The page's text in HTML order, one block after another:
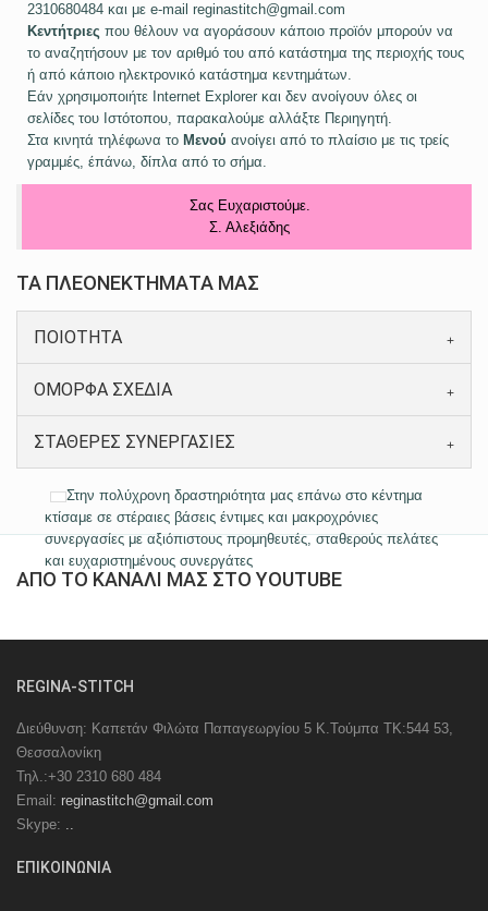
2310680484 και με e-mail reginastitch@gmail.com
Κεντήτριες που θέλουν να αγοράσουν κάποιο προϊόν μπορούν να
το αναζητήσουν με τον αριθμό του από κατάστημα της περιοχής τους
ή από κάποιο ηλεκτρονικό κατάστημα κεντημάτων.
Εάν χρησιμοποιήτε Internet Explorer και δεν ανοίγουν όλες οι
σελίδες του Ιστότοπου, παρακαλούμε αλλάξτε Περιηγητή.
Στα κινητά τηλέφωνα το Μενού ανοίγει από το πλαίσιο με τις τρείς
γραμμές, έπάνω, δίπλα από το σήμα.
Σας Ευχαριστούμε.
Σ. Αλεξιάδης
ΤΑ ΠΛΕΟΝΕΚΤΗΜΑΤΑ ΜΑΣ
ΠΟΙΟΤΗΤΑ
ΟΜΟΡΦΑ ΣΧΕΔΙΑ
ΣΤΑΘΕΡΕΣ ΣΥΝΕΡΓΑΣΙΕΣ
Στην πολύχρονη δραστηριότητα μας επάνω στο κέντημα
κτίσαμε σε στέραιες βάσεις έντιμες και μακροχρόνιες
συνεργασίες με αξιόπιστους προμηθευτές, σταθερούς πελάτες
και ευχαριστημένους συνεργάτες
ΑΠΟ ΤΟ ΚΑΝΑΛΙ ΜΑΣ ΣΤΟ YOUTUBE
REGINA-STITCH
Διεύθυνση: Καπετάν Φιλώτα Παπαγεωργίου 5 Κ.Τούμπα ΤΚ:544 53,
Θεσσαλονίκη
Τηλ.:+30 2310 680 484
Email: reginastitch@gmail.com
Skype: ..
EΠIKOINΩNIA